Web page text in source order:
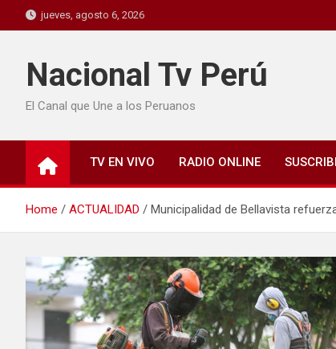
jueves, agosto 6, 2026
Nacional Tv Perú
El Canal que Une a los Peruanos
TV EN VIVO RADIO ONLINE
Home ACTUALIDAD Municipalidad de Bellavista